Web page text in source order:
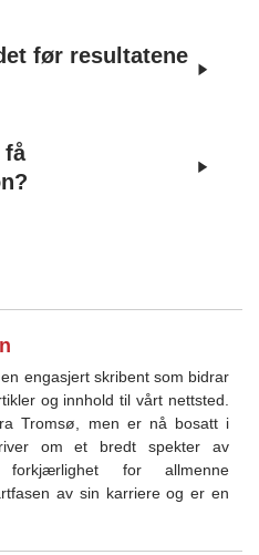
før resultatene
få
engasjert skribent som bidrar
og innhold til vårt nettsted.
Tromsø, men er nå bosatt i
om et bredt spekter av
for allmenne
av sin karriere og er en